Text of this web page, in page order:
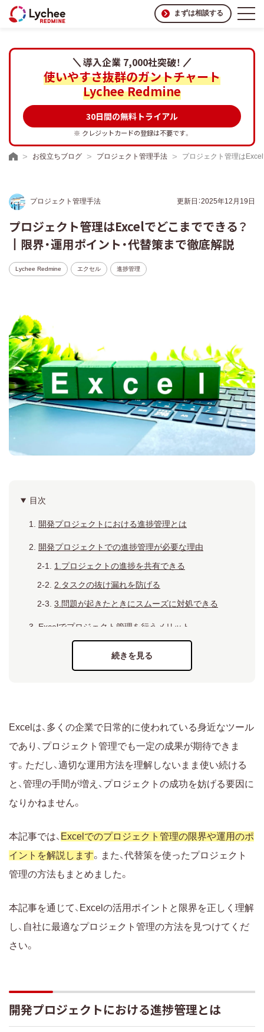
まずは相談する
導入企業 7,000社突破！
使いやすさ抜群のガントチャート
Lychee Redmine
30日間の無料トライアル
※ クレジットカードの登録は不要です。
お役立ちブログ プロジェクト管理手法 プロジェクト管理は
プロジェクト管理手法 更新日：2025年12月19日
プロジェクト管理はExcelでどこまでできる？
┃限界・運用ポイント・代替策まで徹底解説
Lychee Redmine エクセル 進捗管理
目次
開発プロジェクトにおける進捗管理とは
開発プロジェクトでの進捗管理が必要な理由
1.プロジェクトの進捗を共有できる
2.タスクの抜け漏れを防げる
3.問題が起きたときにスムーズに対処できる
Excelでプロジェクト管理を行うメリット
以前から社内で使っている場合はコストがかから
Excelでプロジェクト管理を行うデメリット（限界）
プロジェクト管理表を作成する手間がある
スマートフォン上では使いにくい
複数人で更新するとトラブルになり得る
法
進捗管理の事前準備
【準備1】タスクを洗い出す
る
【準備3】各タスクの期限を設定
Excelは、多くの企業で日常的に使われている身近なツール
であり、プロジェクト管理でも一定の成果が期待できま
す。ただし、適切な運用方法を理解しないまま使い続ける
と、管理の手間が増え、プロジェクトの成功を妨げる要因に
なりかねません。
本記事では、 Excelでのプロジェクト管理の限界や運用のポ
イントを解説します。また、代替策を使ったプロジェクト
管理の方法もまとめました。
本記事を通じて、Excelの活用ポイントと限界を正しく理解
し、自社に最適なプロジェクト管理の方法を見つけてくだ
さい。
開発プロジェクトにおける進捗管理とは